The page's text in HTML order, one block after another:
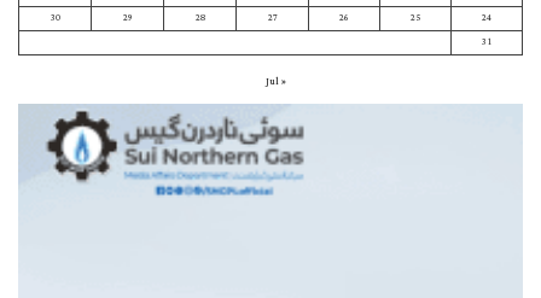
24
25
26
27
28
29
30
31
« Jul